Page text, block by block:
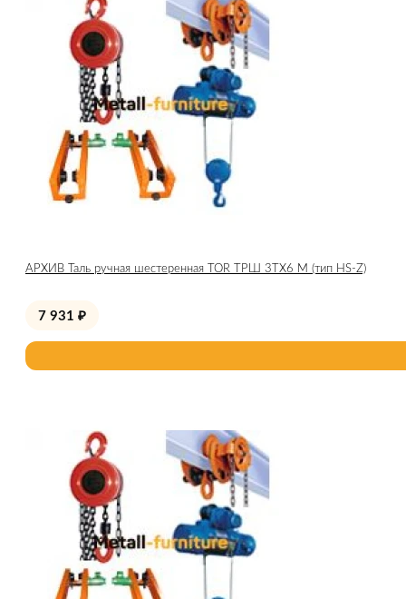
АРХИВ Таль ручная шестеренная TOR ТРШ 3ТХ6 М (тип HS-Z)
7 931 ₽